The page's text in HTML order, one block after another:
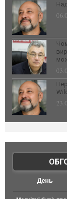
День